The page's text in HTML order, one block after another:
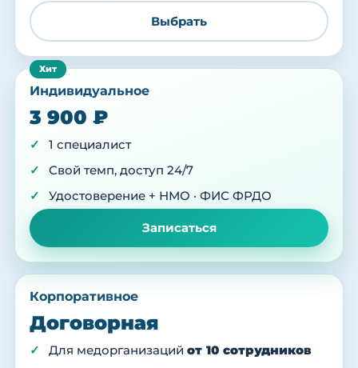
Выбрать
Индивидуальное
3 900 ₽
1 специалист
Свой темп, доступ 24/7
Удостоверение + НМО · ФИС ФРДО
Записаться
Корпоративное
Договорная
Для медорганизаций от 10 сотрудников